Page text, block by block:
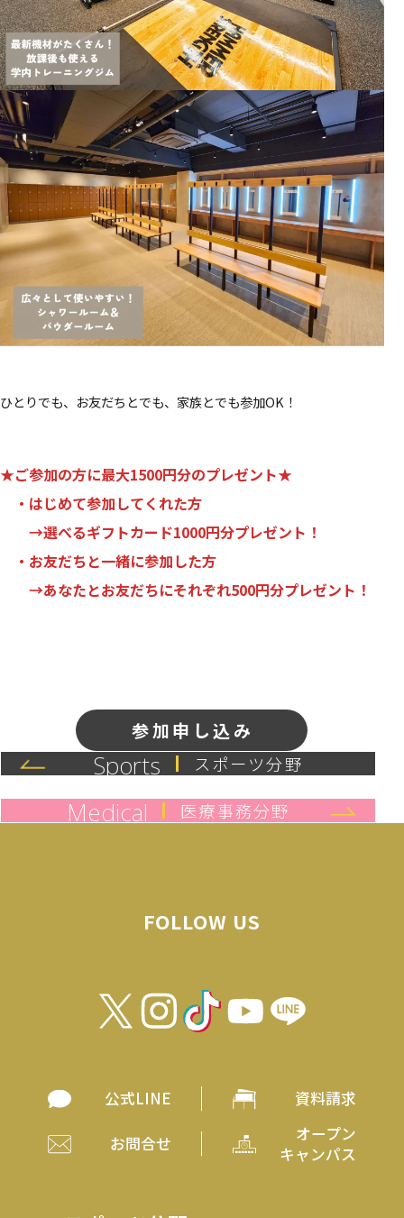
ひとりでも、お友だちとでも、家族とでも参加OK！
★ご参加の方に最大1500円分のプレゼント★
・はじめて参加してくれた方
→選べるギフトカード1000円分プレゼント！
・お友だちと一緒に参加した方
→あなたとお友だちにそれぞれ500円分プレゼント！
参加申し込み
Sports スポーツ分野
Medical 医療事務分野
FOLLOW US
公式LINE 資料請求
お問合せ
オープン
キャンパス